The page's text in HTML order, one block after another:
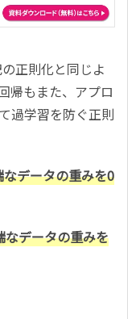
正則化と同じよ
帰もまた、アプロ
過学習を防ぐ正則
データの重みを0
データの重みを